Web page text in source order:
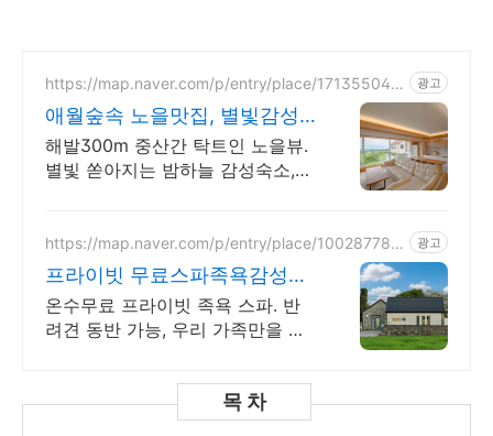
https://map.naver.com/p/entry/place/171355044
광고
애월숲속 노을맛집, 별빛감성
아기용품 완벽구비, 대가족
해발300m 중산간 탁트인 노을뷰.
별빛 쏟아지는 밤하늘 감성숙소,
로 프라이빗한 대가족 여행
https://map.naver.com/p/entry/place/100287782
광고
프라이빗 무료스파족욕감성숙
소 제주 돌담감성, 반려견 환영
온수무료 프라이빗 족욕 스파. 반
려견 동반 가능, 우리 가족만을 위
부가 직접 짓고 꾸민 정성 가득 감
성 스테이, 야외 바베큐